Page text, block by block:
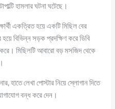
হামলার ঘটনা ঘটেছে।
একত্রিত হয়ে একটি মিছিল বের
বিভিন্ন সড়ক প্রদক্ষিণ করে ডিবি
মিছিলটি আবারো বড় মসজিদ থেকে
হাতে লেখা পোস্টার নিয়ে স্লোগান দিতে
বন্ধ করে দেন।